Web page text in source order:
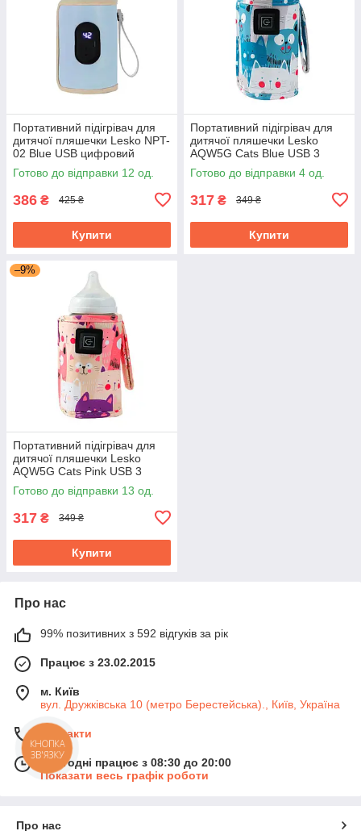
Портативний підігрівач для
дитячої пляшечки Lesko NPT-
02 Blue USB цифровий
дисплей
Готово до відправки 12 од.
386 ₴ 425 ₴
Купити
Портативний підігрівач для
дитячої пляшечки Lesko
AQW5G Cats Blue USB 3
режими
Готово до відправки 4 од.
317 ₴ 349 ₴
Купити
–9%
Портативний підігрівач для
дитячої пляшечки Lesko
AQW5G Cats Pink USB 3
режими
Готово до відправки 13 од.
317 ₴ 349 ₴
Купити
Про нас
99% позитивних з 592 відгуків за рік
Працює з 23.02.2015
м. Київ
вул. Дружківська 10 (метро Берестейська)., Київ, Україна
Контакти
Сьогодні працює з 08:30 до 20:00
Показати весь графік роботи
Про нас
КНОПКА
ЗВ'ЯЗКУ